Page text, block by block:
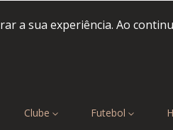
a sua experiência. Ao
Clube Futebol